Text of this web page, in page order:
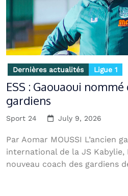
Dernières actualités Ligue 1
ESS : Gaouaoui nommé
gardiens
Sport 24 July 9, 2026
Par Aomar MOUSSI L’ancien
international de la JS Kabylie,
nouveau coach des gardiens